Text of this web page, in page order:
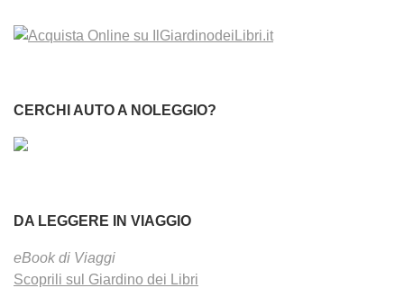
CERCHI AUTO A NOLEGGIO?
DA LEGGERE IN VIAGGIO
eBook di Viaggi
Scoprili sul Giardino dei Libri